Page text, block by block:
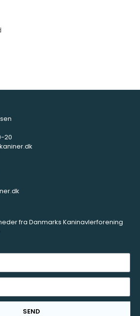
20
fra Danmarks Kaninavlerforening
SEND